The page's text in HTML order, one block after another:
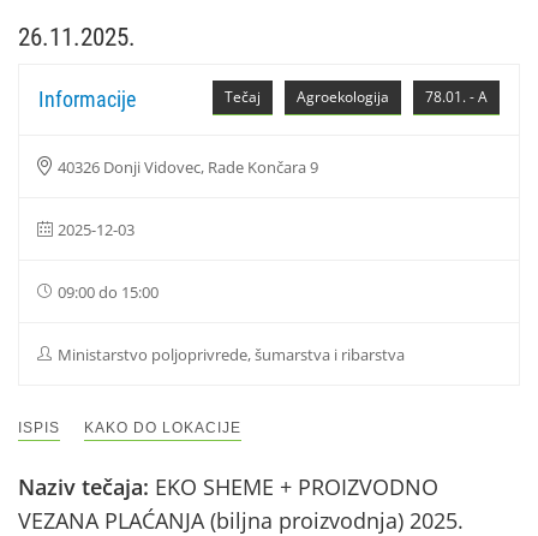
26.11.2025.
78.01. - A
Agroekologija
Tečaj
Informacije
40326 Donji Vidovec, Rade Končara 9
2025-12-03
09:00 do 15:00
Ministarstvo poljoprivrede, šumarstva i ribarstva
ISPIS KAKO DO LOKACIJE
Naziv tečaja: EKO SHEME + PROIZVODNO
VEZANA PLAĆANJA (biljna proizvodnja) 2025.